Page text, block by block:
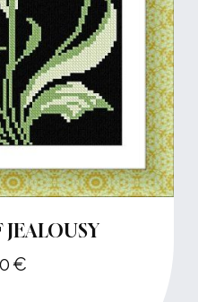
JEALOUSY
€